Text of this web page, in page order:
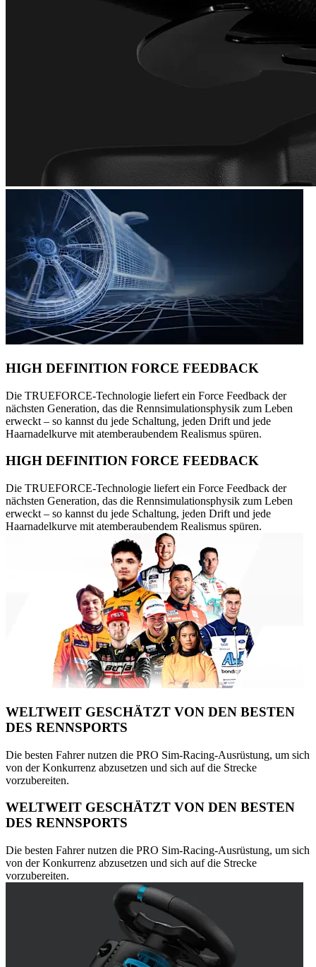
HIGH DEFINITION FORCE FEEDBACK
Die TRUEFORCE-Technologie liefert ein Force Feedback der
nächsten Generation, das die Rennsimulationsphysik zum Leben
erweckt – so kannst du jede Schaltung, jeden Drift und jede
Haarnadelkurve mit atemberaubendem Realismus spüren.
HIGH DEFINITION FORCE FEEDBACK
Die TRUEFORCE-Technologie liefert ein Force Feedback der
nächsten Generation, das die Rennsimulationsphysik zum Leben
erweckt – so kannst du jede Schaltung, jeden Drift und jede
Haarnadelkurve mit atemberaubendem Realismus spüren.
WELTWEIT GESCHÄTZT VON DEN BESTEN
DES RENNSPORTS
Die besten Fahrer nutzen die PRO Sim-Racing-Ausrüstung, um sich
von der Konkurrenz abzusetzen und sich auf die Strecke
vorzubereiten.
WELTWEIT GESCHÄTZT VON DEN BESTEN
DES RENNSPORTS
Die besten Fahrer nutzen die PRO Sim-Racing-Ausrüstung, um sich
von der Konkurrenz abzusetzen und sich auf die Strecke
vorzubereiten.